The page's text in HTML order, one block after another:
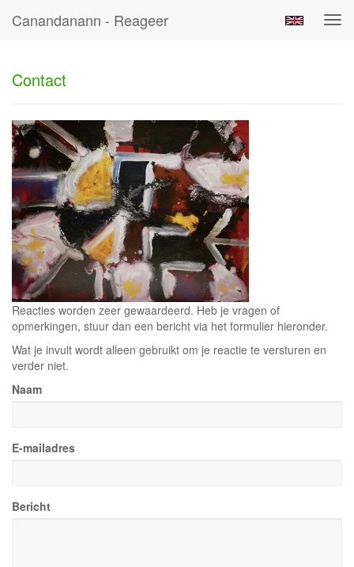
Canandanann - Reageer
Contact
Reacties worden zeer gewaardeerd. Heb je vragen of
opmerkingen, stuur dan een bericht via het formulier hieronder.
Wat je invult wordt alleen gebruikt om je reactie te versturen en
verder niet.
Naam
E-mailadres
Bericht